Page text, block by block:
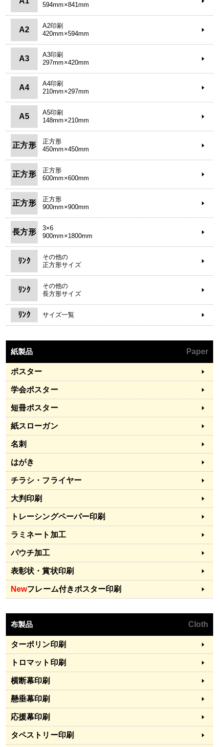
594mm×841mm
A2
A2印刷
420mm×594mm
A3
A3印刷
297mm×420mm
A4
A4印刷
210mm×297mm
A5
A5印刷
148mm×210mm
正方形
正方形
450mm×450mm
正方形
正方形
600mm×600mm
正方形
正方形
900mm×900mm
長方形
3×6
900mm×1800mm
ﾘﾝｸ
その他の
正方形サイズ
ﾘﾝｸ
その他の
長方形サイズ
ﾘﾝｸ サイズ一覧
紙製品 Paper
ポスター
学会ポスター
短冊ポスター
紙スローガン
名刺
はがき
チラシ・フライヤー
大判印刷
トレーシングペーパー印刷
ラミネート加工
パウチ加工
表彰状・賞状印刷
Newフレーム付きポスター印刷
布製品 Cloth
ターポリン印刷
トロマット印刷
横断幕印刷
懸垂幕印刷
応援幕印刷
タペストリー印刷